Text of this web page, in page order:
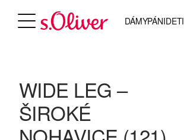
DÁMYPÁNIDETI
WIDE LEG –
ŠIROKÉ